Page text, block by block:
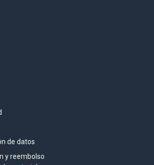
de datos
y reembolso